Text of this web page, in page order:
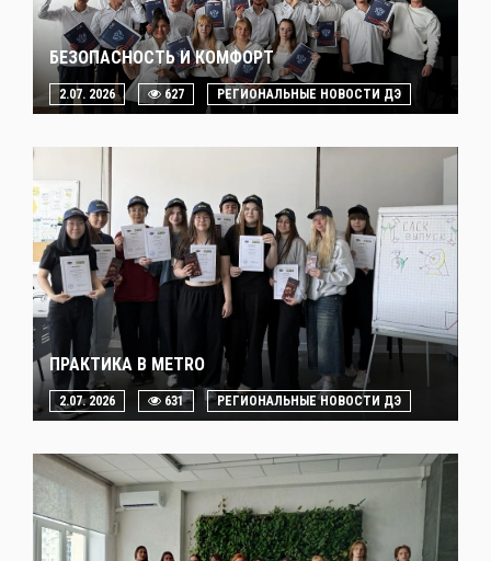
БЕЗОПАСНОСТЬ И КОМФОРТ
2.07. 2026 627 РЕГИОНАЛЬНЫЕ НОВОСТИ ДЭ
ПРАКТИКА В METRO
2.07. 2026 631 РЕГИОНАЛЬНЫЕ НОВОСТИ ДЭ